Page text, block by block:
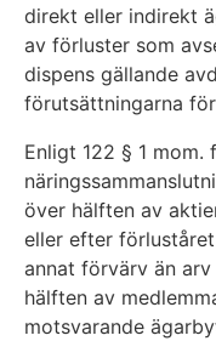
direkt eller indirekt
av förluster som
dispens gällande
förutsättningarna
Enligt 122 § 1 mom.
över hälften av
eller efter
annat förvärv än
hälften av
motsvarande